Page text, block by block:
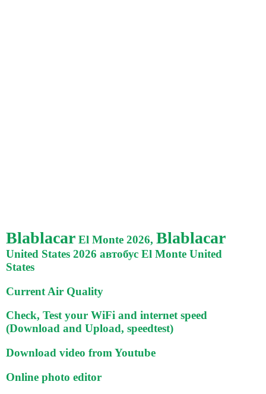
Blablacar El Monte 2026, Blablacar
United States 2026 автобус El Monte United
States
Current Air Quality
Check, Test your WiFi and internet speed
(Download and Upload, speedtest)
Download video from Youtube
Online photo editor